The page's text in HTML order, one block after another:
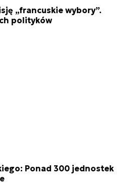
„francuskie wybory”.
polityków
Ponad 300 jednostek